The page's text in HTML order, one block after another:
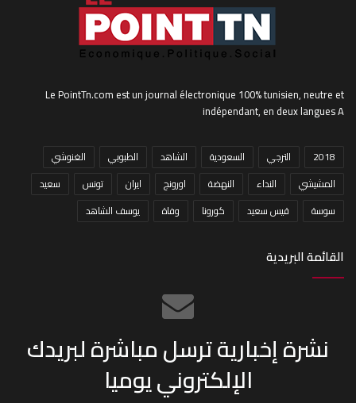
Le PointTn.com est un journal électronique 100% tunisien, neutre et
indépendant, en deux langues A
2018 الترجي السعودية الشاهد الطبوبي
الغنوشي
المشيشي
النداء النهضة اورونج ايران تونس
سعيد
سوسة
قيس سعيد كورونا وفاة يوسف الشاهد
القائمة البريدية
نشرة إخبارية ترسل مباشرة لبريدك
الإلكتروني يوميا